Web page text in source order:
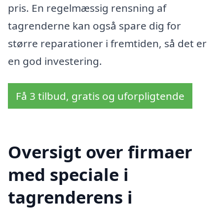
pris. En regelmæssig rensning af
tagrenderne kan også spare dig for
større reparationer i fremtiden, så det er
en god investering.
Få 3 tilbud, gratis og uforpligtende
Oversigt over firmaer
med speciale i
tagrenderens i